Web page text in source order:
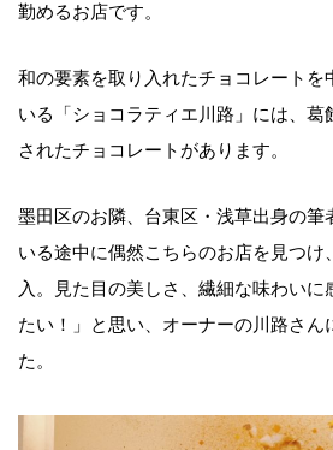
勤めるお店です。
和の要素を取り入れたチョコレートを
いる「ショコラティエ川路」には、葛
されたチョコレートがあります。
墨田区のお隣、台東区・浅草出身の筆
いる途中に偶然こちらのお店を見つけ
入。見た目の美しさ、繊細な味わいに
たい！」と思い、オーナーの川路さん
た。